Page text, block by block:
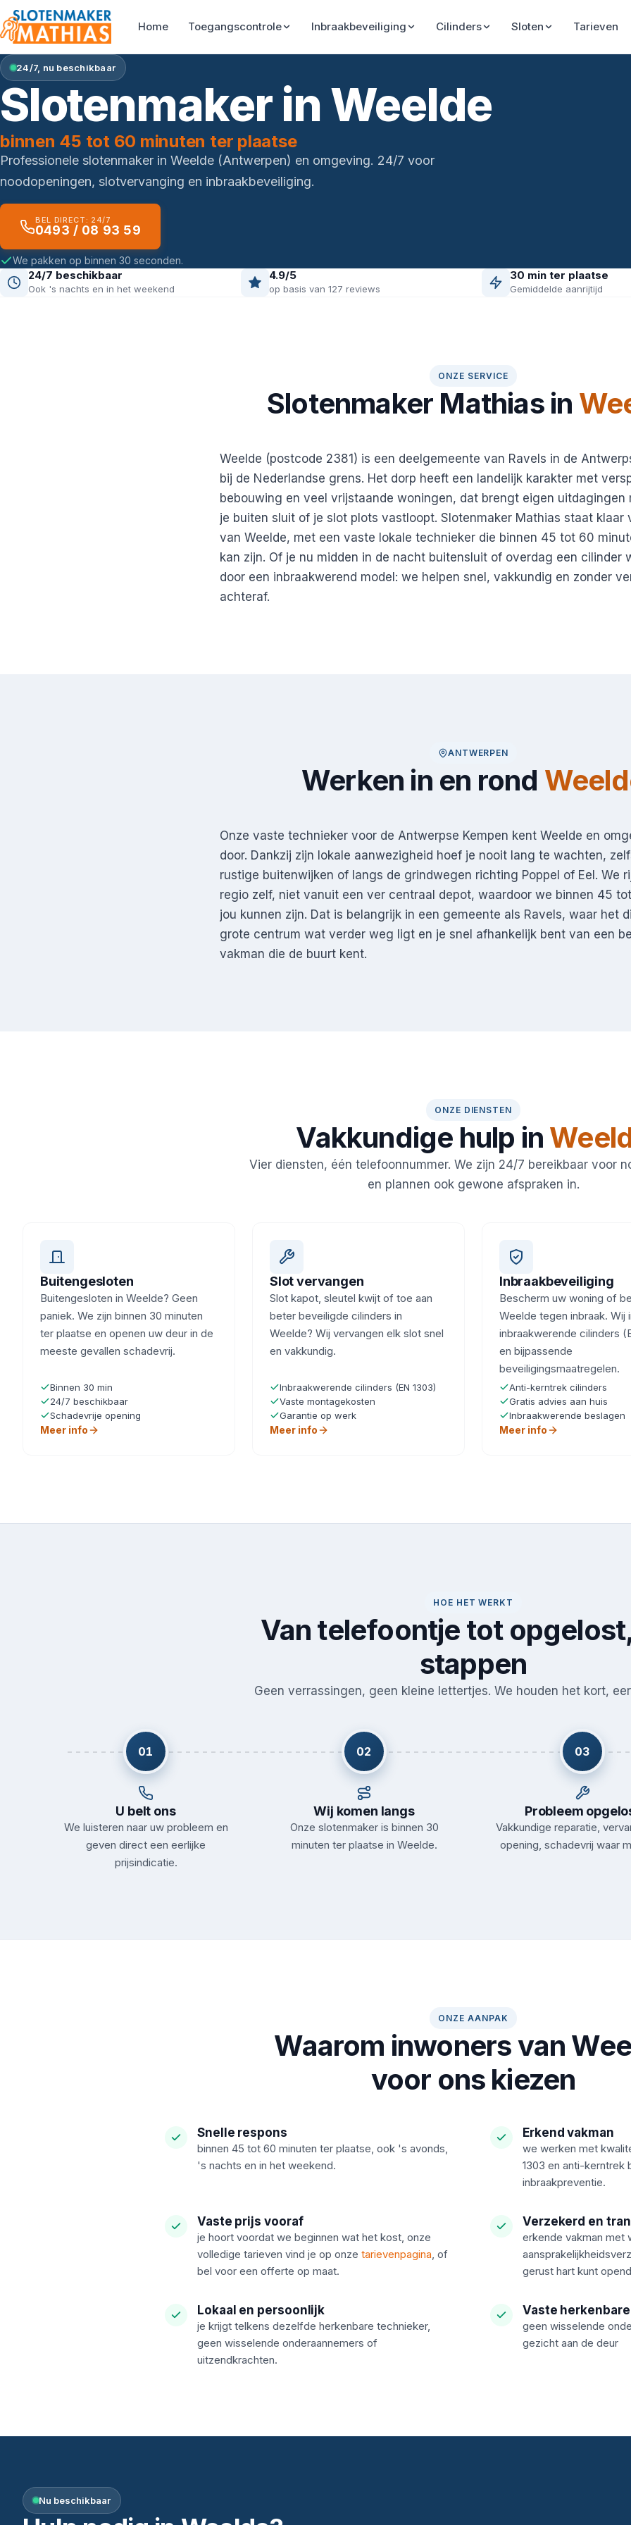
Home Toegangscontrole Inbraakbeveiliging Cilinders Sloten Tarieven
24/7, nu beschikbaar
Slotenmaker in Weelde
binnen 45 tot 60 minuten ter plaatse
Professionele slotenmaker in Weelde (Antwerpen) en omgeving. 24/7 voor
noodopeningen, slotvervanging en inbraakbeveiliging.
BEL DIRECT: 24/7
0493 / 08 93 59
We pakken op binnen 30 seconden.
24/7 beschikbaar
Ook 's nachts en in het weekend
4.9/5
op basis van 127 reviews
30 min ter plaatse
Gemiddelde aanrijtijd
ONZE SERVICE
Slotenmaker Mathias in
Weelde (postcode 2381) is een deelgemeente van Ravels in de
bij de Nederlandse grens. Het dorp heeft een landelijk karakter met
bebouwing en veel vrijstaande woningen, dat brengt eigen uitdagingen
je buiten sluit of je slot plots vastloopt. Slotenmaker Mathias staat klaar
van Weelde, met een vaste lokale technieker die binnen 45 tot 60
kan zijn. Of je nu midden in de nacht buitensluit of overdag een cilinder
door een inbraakwerend model: we helpen snel, vakkundig en zonder
achteraf.
ANTWERPEN
Werken in en rond
Onze vaste technieker voor de Antwerpse Kempen kent Weelde en
door. Dankzij zijn lokale aanwezigheid hoef je nooit lang te wachten,
rustige buitenwijken of langs de grindwegen richting Poppel of Eel. We
regio zelf, niet vanuit een ver centraal depot, waardoor we binnen 45
jou kunnen zijn. Dat is belangrijk in een gemeente als Ravels, waar het
grote centrum wat verder weg ligt en je snel afhankelijk bent van een
vakman die de buurt kent.
ONZE DIENSTEN
Vakkundige hulp in
Vier diensten, één telefoonnummer. We zijn 24/7 bereikbaar voor
en plannen ook gewone afspraken in.
Buitengesloten
Buitengesloten in Weelde? Geen
paniek. We zijn binnen 30 minuten
ter plaatse en openen uw deur in de
meeste gevallen schadevrij.
Binnen 30 min
24/7 beschikbaar
Schadevrije opening
Meer info
Slot vervangen
Slot kapot, sleutel kwijt of toe aan
beter beveiligde cilinders in
Weelde? Wij vervangen elk slot snel
en vakkundig.
Inbraakwerende cilinders (EN 1303)
Vaste montagekosten
Garantie op werk
Meer info
Inbraakbeveiliging
Bescherm uw woning of
Weelde tegen inbraak. Wij
inbraakwerende cilinders
en bijpassende
beveiligingsmaatregelen.
Anti-kerntrek cilinders
Gratis advies aan huis
Inbraakwerende beslagen
Meer info
HOE HET WERKT
Van telefoontje tot
stappen
Geen verrassingen, geen kleine lettertjes. We houden het kort,
01
U belt ons
We luisteren naar uw probleem en
geven direct een eerlijke
prijsindicatie.
02
Wij komen langs
Onze slotenmaker is binnen 30
minuten ter plaatse in Weelde.
03
Probleem
Vakkundige reparatie,
opening, schadevrij waar
ONZE AANPAK
Waarom inwoners van
voor ons kiezen
Snelle respons
binnen 45 tot 60 minuten ter plaatse, ook 's avonds,
's nachts en in het weekend.
Erkend vakman
we werken met
1303 en anti-kerntrek
inbraakpreventie.
Vaste prijs vooraf
je hoort voordat we beginnen wat het kost, onze
volledige tarieven vind je op onze tarievenpagina, of
bel voor een offerte op maat.
Verzekerd en
erkende vakman met
gerust hart kunt
Lokaal en persoonlijk
je krijgt telkens dezelfde herkenbare technieker,
geen wisselende onderaannemers of
uitzendkrachten.
Vaste
geen wisselende
gezicht aan de deur
Nu beschikbaar